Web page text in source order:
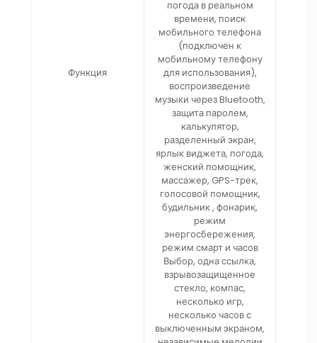
Функция
погода в реальном
времени, поиск
мобильного телефона
(подключен к
мобильному телефону
для использования),
воспроизведение
музыки через Bluetooth,
защита паролем,
калькулятор,
разделенный экран,
ярлык виджета, погода,
женский помощник,
массажер, GPS-трек,
голосовой помощник,
будильник , фонарик,
режим
энергосбережения,
режим смарт и часов
Выбор, одна ссылка,
взрывозащищенное
стекло, компас,
несколько игр,
несколько часов с
выключенным экраном,